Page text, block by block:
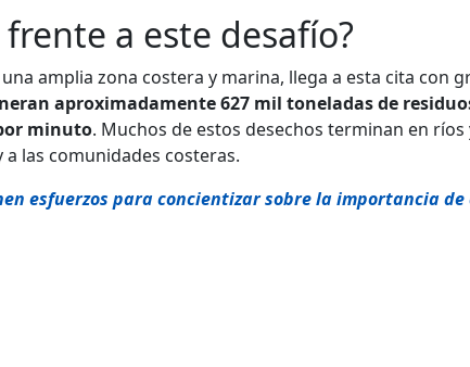
a este desafío?
amplia zona costera y marina, llega a esta cita con
aproximadamente 627 mil toneladas de
minuto. Muchos de estos desechos terminan en ríos
las comunidades costeras.
esfuerzos para concientizar sobre la importancia